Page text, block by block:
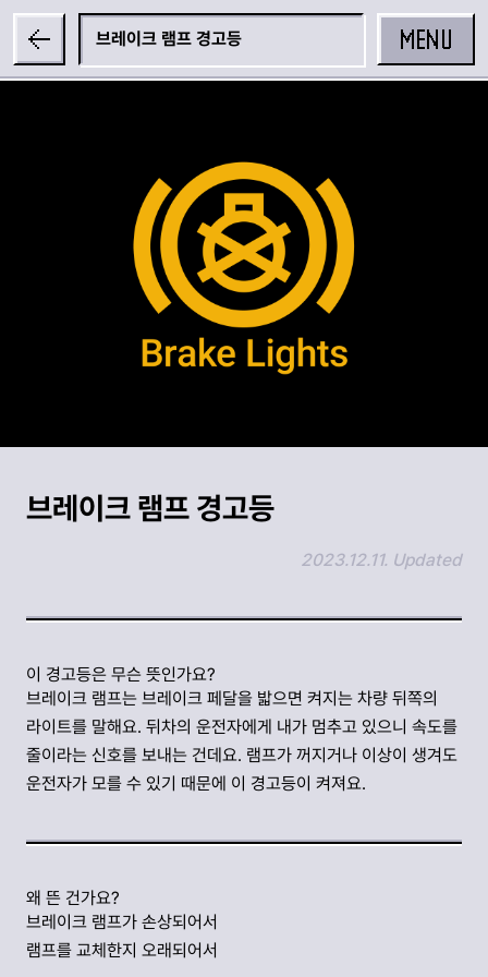
MENU
브레이크 램프 경고등
브레이크 램프 경고등
2023.12.11. Updated
이 경고등은 무슨 뜻인가요?
브레이크 램프는 브레이크 페달을 밟으면 켜지는 차량 뒤쪽의
라이트를 말해요. 뒤차의 운전자에게 내가 멈추고 있으니 속도를
줄이라는 신호를 보내는 건데요. 램프가 꺼지거나 이상이 생겨도
운전자가 모를 수 있기 때문에 이 경고등이 켜져요.
왜 뜬 건가요?
브레이크 램프가 손상되어서
램프를 교체한지 오래되어서
링크 복사하기